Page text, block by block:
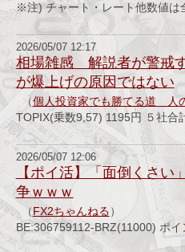
※注) チャート・レート他数値
2026/05/07 12:17
相場雑感 解説者が警戒
が爆上げの原因ではない
（個人投資家でも勝てる道 人
TOPIX(乗数9,57) 1195円 ５社
2026/05/07 12:06
【ポイ活】「面倒くさ
争ｗｗｗ
（FX2ちゃんねる）
BE:306759112-BRZ(11000) ポ